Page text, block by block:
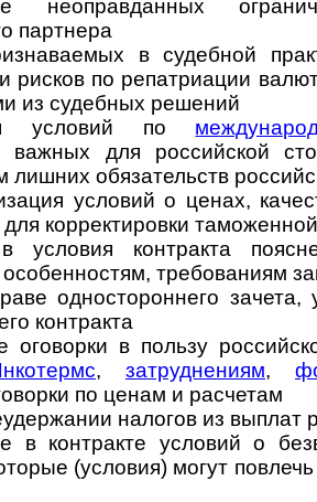
неоправданных
партнера
в судебной
рисков по репатриации
из судебных решений
условий по
важных для российской
лишних обязательств
условий о ценах,
для корректировки
условия контракта
требованиям
одностороннего зачета,
контракта
оговорки в пользу
, затруднениям,
по ценам и расчетам
налогов из выплат
в контракте условий о
(условия) могут